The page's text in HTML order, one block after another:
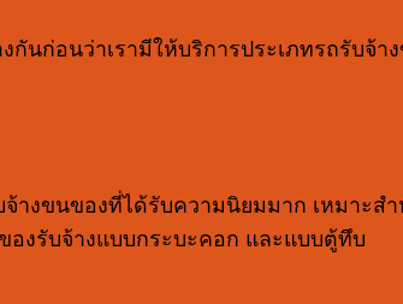
กันก่อนว่าเรามีให้บริการประเภทรถรับจ้
างขนของที่ได้รับความนิยมมาก เหมาะส
องรับจ้างแบบกระบะคอก และแบบตู้ทึบ